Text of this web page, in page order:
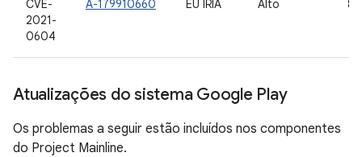
CVE-
2021-
0604
A-179910660 EU IRIA Alto
Atualizações do sistema Google Play
Os problemas a seguir estão incluídos nos componentes
do Project Mainline.